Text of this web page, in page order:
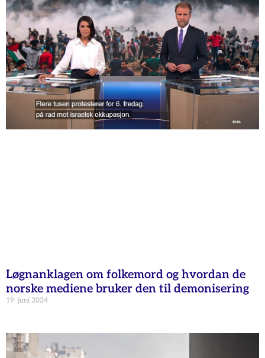
Løgnanklagen om folkemord og hvordan de
norske mediene bruker den til demonisering
19. juni 2024